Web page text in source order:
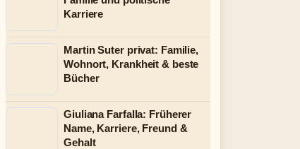
Karriere
Martin Suter privat: Familie,
Wohnort, Krankheit & beste
Bücher
Giuliana Farfalla: Früherer
Name, Karriere, Freund &
Gehalt